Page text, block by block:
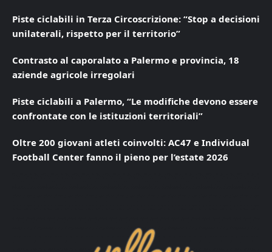
Piste ciclabili in Terza Circoscrizione: “Stop a decisioni
unilaterali, rispetto per il territorio”
Contrasto al caporalato a Palermo e provincia, 18
aziende agricole irregolari
Piste ciclabili a Palermo, “Le modifiche devono essere
confrontate con le istituzioni territoriali”
Oltre 200 giovani atleti coinvolti: AC47 e Individual
Football Center fanno il pieno per l’estate 2026